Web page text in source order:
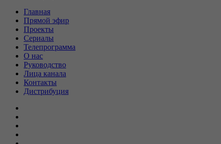
Главная
Прямой эфир
Проекты
Сериалы
Телепрограмма
О нас
Руководство
Лица канала
Контакты
Дистрибуция